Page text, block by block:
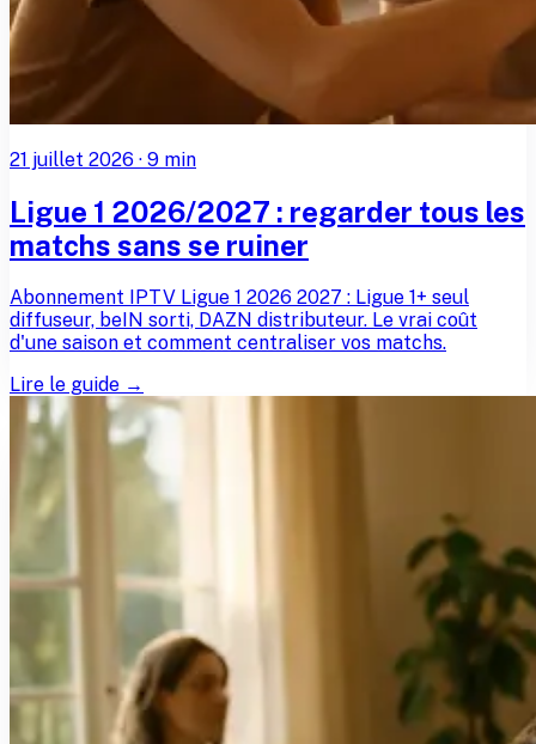
21 juillet 2026 · 9 min
Ligue 1 2026/2027 : regarder tous les
matchs sans se ruiner
Abonnement IPTV Ligue 1 2026 2027 : Ligue 1+ seul
diffuseur, beIN sorti, DAZN distributeur. Le vrai coût
d'une saison et comment centraliser vos matchs.
Lire le guide →